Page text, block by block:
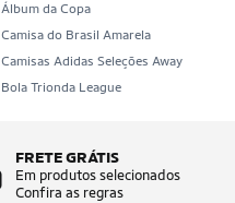
Álbum da Copa
Camisa do Brasil Amarela
Camisas Adidas Seleções Away
Bola Trionda League
FRETE GRÁTIS
Em produtos selecionados
Confira as regras